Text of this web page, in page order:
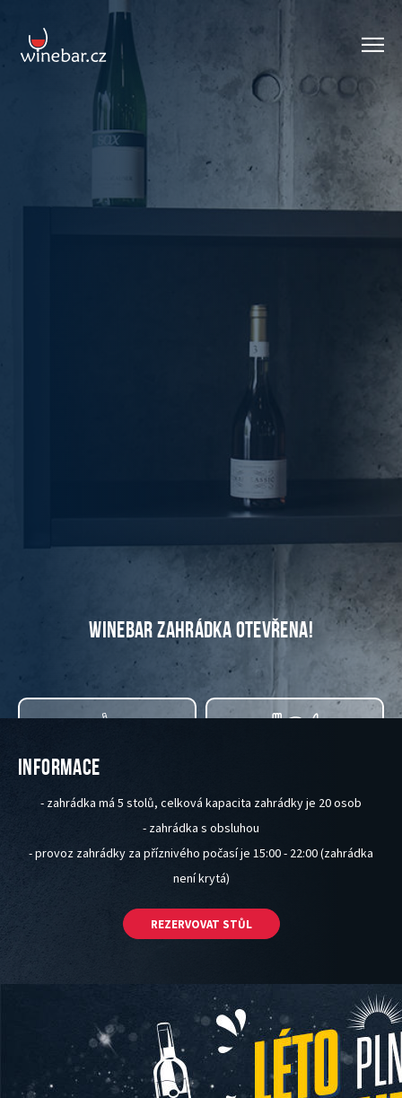
WINEBAR ZAHRÁDKA OTEVŘENA!
Do e-shopu
Rauty a jiné oslavy
REZERVOVAT STŮL
INFORMACE
- zahrádka má 5 stolů, celková kapacita zahrádky je 20 osob
- zahrádka s obsluhou
- provoz zahrádky za příznivého počasí je 15:00 - 22:00 (zahrádka
není krytá)
REZERVOVAT STŮL